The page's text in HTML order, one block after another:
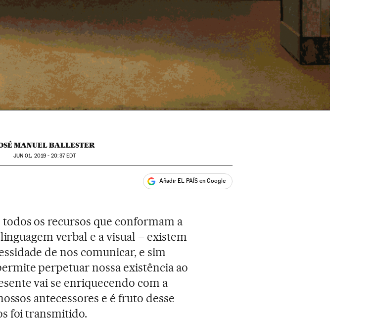
MANUEL BALLESTER
JUN 01, 2019 - 20:37EDT
Añadir EL PAÍS en Google
os recursos que conformam a
verbal e a visual – existem
de nos comunicar, e sim
perpetuar nossa existência ao
vai se enriquecendo com a
antecessores e é fruto desse
foi transmitido.